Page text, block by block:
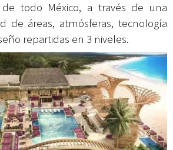
todo México, a través de una
de áreas, atmósferas, tecnología
repartidas en 3 niveles.